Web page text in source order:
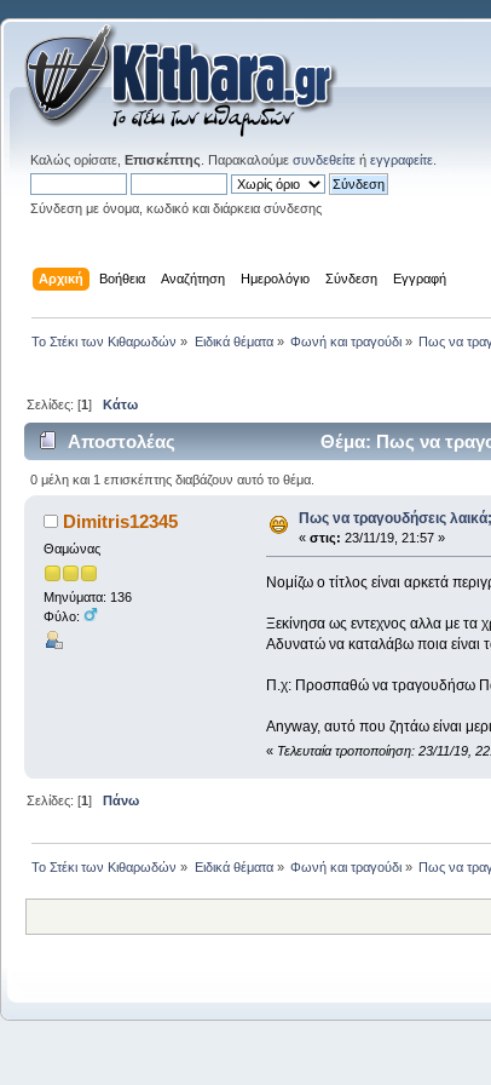
Καλώς ορίσατε, Επισκέπτης . Παρακαλούμε συνδεθείτε ή εγγραφείτε
Σύνδεση με όνομα, κωδικό και διάρκεια σύνδεσης
Αρχική Βοήθεια Αναζήτηση Ημερολόγιο Σύνδεση Εγγραφή
Το Στέκι των Κιθαρωδών » Ειδικά θέματα» Φωνή και τραγούδι» Πως να
Σελίδες: [1]Κάτω
Αποστολέας Θέμα: Πως να
0 μέλη και 1 επισκέπτης διαβάζουν αυτό το θέμα.
Dimitris12345
Θαμώνας
Μηνύματα: 136
Φύλο:
Πως να τραγουδήσεις λαικά;
« στις: 23/11/19, 21:57 »
Νομίζω ο τίτλος είναι αρκετά
Ξεκίνησα ως εντεχνος αλλα με τα
Αδυνατώ να καταλάβω ποια είναι
Π.χ: Προσπαθώ να τραγουδήσω
Anyway, αυτό που ζητάω είναι
« Τελευταία τροποποίηση: 23/11/19,
Σελίδες: [1]Πάνω
Το Στέκι των Κιθαρωδών » Ειδικά θέματα» Φωνή και τραγούδι» Πως να